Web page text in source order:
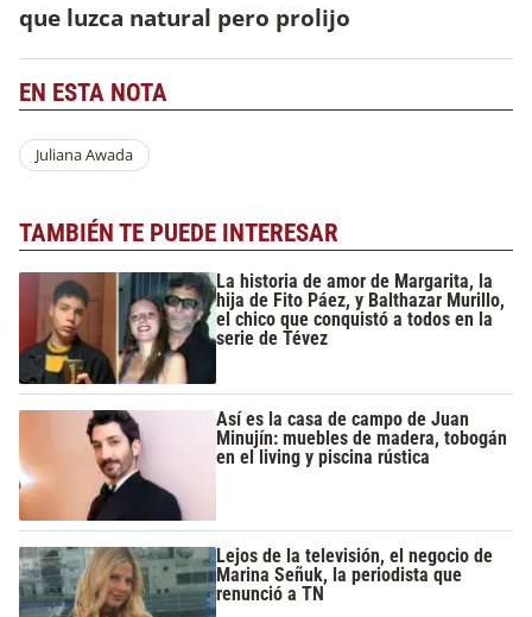
que luzca natural pero prolijo
EN ESTA NOTA
Juliana Awada
TAMBIÉN TE PUEDE INTERESAR
La historia de amor de Margarita, la
hija de Fito Páez, y Balthazar Murillo,
el chico que conquistó a todos en la
serie de Tévez
Así es la casa de campo de Juan
Minujín: muebles de madera, tobogán
en el living y piscina rústica
Lejos de la televisión, el negocio de
Marina Señuk, la periodista que
renunció a TN